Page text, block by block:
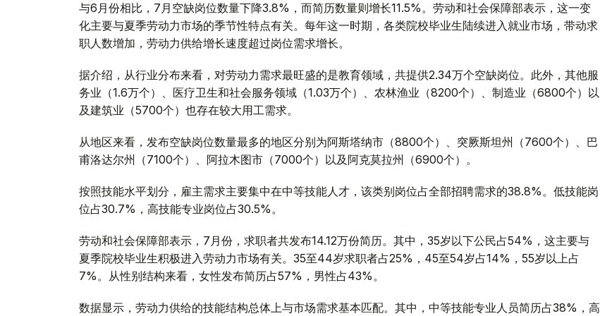
与6月份相比，7月空缺岗位数量下降3.8%，而简历数量则增长11.5%。劳动和社会保障部表示，这一变
化主要与夏季劳动力市场的季节性特点有关。每年这一时期，各类院校毕业生陆续进入就业市场，带动求
职人数增加，劳动力供给增长速度超过岗位需求增长。
据介绍，从行业分布来看，对劳动力需求最旺盛的是教育领域，共提供2.34万个空缺岗位。此外，其他服
务业（1.6万个）、医疗卫生和社会服务领域（1.03万个）、农林渔业（8200个）、制造业（6800个）以
及建筑业（5700个）也存在较大用工需求。
从地区来看，发布空缺岗位数量最多的地区分别为阿斯塔纳市（8800个）、突厥斯坦州（7600个）、巴
甫洛达尔州（7100个）、阿拉木图市（7000个）以及阿克莫拉州（6900个）。
按照技能水平划分，雇主需求主要集中在中等技能人才，该类别岗位占全部招聘需求的38.8%。低技能岗
位占30.7%，高技能专业岗位占30.5%。
劳动和社会保障部表示，7月份，求职者共发布14.12万份简历。其中，35岁以下公民占54%，这主要与
夏季院校毕业生积极进入劳动力市场有关。35至44岁求职者占25%，45至54岁占14%，55岁以上占
7%。从性别结构来看，女性发布简历占57%，男性占43%。
数据显示，劳动力供给的技能结构总体上与市场需求基本匹配。其中，中等技能专业人员简历占38%，高